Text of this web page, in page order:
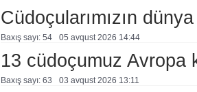
Cüdoçularımızın
Baxış sayı: 54 05 avqust 2026 14:44
13 cüdoçumuz Avropa
Baxış sayı: 63 03 avqust 2026 13:11